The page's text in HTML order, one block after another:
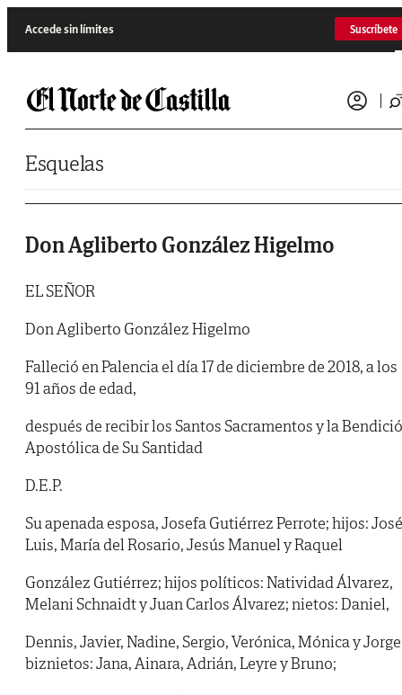
Accede sin límites Suscríbete
Esquelas
Don Agliberto González Higelmo
EL SEÑOR
Don Agliberto González Higelmo
Falleció en Palencia el día 17 de diciembre de 2018, a los
91 años de edad,
después de recibir los Santos Sacramentos y la
Apostólica de Su Santidad
D.E.P.
Su apenada esposa, Josefa Gutiérrez Perrote; hijos: José
Luis, María del Rosario, Jesús Manuel y Raquel
González Gutiérrez; hijos políticos: Natividad Álvarez,
Melani Schnaidt y Juan Carlos Álvarez; nietos: Daniel,
Dennis, Javier, Nadine, Sergio, Verónica, Mónica y
biznietos: Jana, Ainara, Adrián, Leyre y Bruno;